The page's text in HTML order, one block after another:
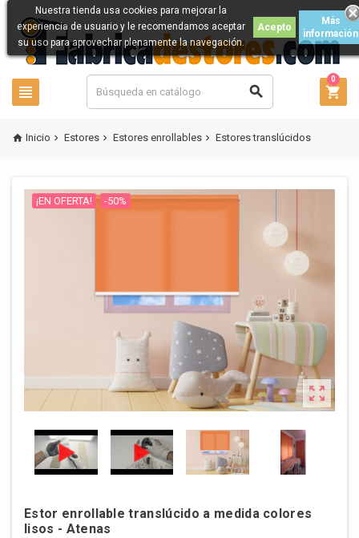
  
0
Nuestra tienda usa cookies para mejorar la
experiencia de usuario y le recomendamos aceptar
su uso para aprovechar plenamente la navegación.
Acepto
Más
información
 Inicio  Estores  Estores enrollables  Estores translúcidos

¡EN OFERTA! -50%
Estor enrollable translúcido a medida colores
lisos - Atenas